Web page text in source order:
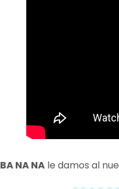
BA NA NA le damos al